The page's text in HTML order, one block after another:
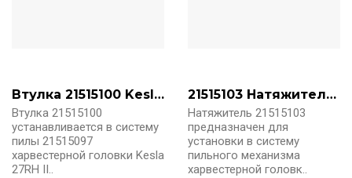
Втулка 21515100 Kesla 27RH III
Втулка 21515100
устанавливается в систему
пилы 21515097
харвестерной головки Kesla
27RH II..
21515103 Натяжитель Kesla 27RH III
Натяжитель 21515103
предназначен для
установки в систему
пильного механизма
харвестерной головк..